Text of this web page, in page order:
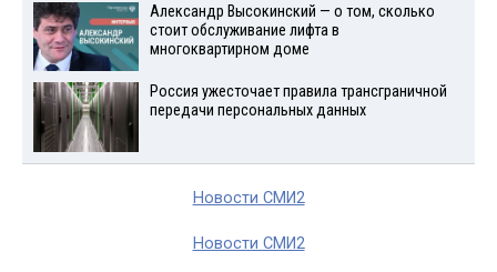
Александр Высокинский — о том, сколько
стоит обслуживание лифта в
многоквартирном доме
Россия ужесточает правила трансграничной
передачи персональных данных
Новости СМИ2
Новости СМИ2